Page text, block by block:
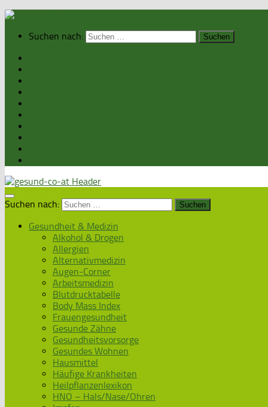
Suchen nach:
Suchen nach:
Gesundheit & Medizin
Alkohol & Drogen
Allergien
Alternativmedizin
Augen-Corner
Arbeitsmedizin
Blutdrucktabelle
Body Mass Index
Frauengesundheit
Gesunde Zähne
Gesundheitsvorsorge
Gesundes Wohnen
Hausmittel
Häufige Krankheiten
Heilpflanzenlexikon
HNO – Hals/Nase/Ohren